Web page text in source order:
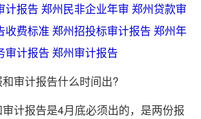
计报告 郑州民非企业年审 郑州贷款审
收费标准 郑州招投标审计报告 郑州年
审计报告 郑州审计报告
审计报告什么时间出?
报告是4月底必须出的，是两份报